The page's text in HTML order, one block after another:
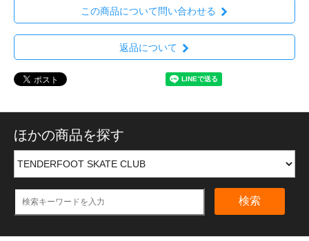
この商品について問い合わせる
返品について
ほかの商品を探す
検索